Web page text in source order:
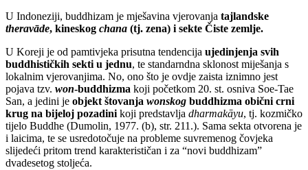
U Indoneziji, buddhizam je mješavina vjerovanja tajlandske
theravāde, kineskog chana (tj. zena) i sekte Čiste zemlje.
U Koreji je od pamtivjeka prisutna tendencija ujedinjenja svih
buddhističkih sekti u jednu, te standarndna sklonost miješanja s
lokalnim vjerovanjima. No, ono što je ovdje zaista iznimno jest
pojava tzv. won-buddhizma koji početkom 20. st. osniva Soe-Tae
San, a jedini je objekt štovanja wonskog buddhizma obični crni
krug na bijeloj pozadini koji predstavlja dharmakāyu, tj. kozmičko
tijelo Buddhe (Dumolin, 1977. (b), str. 211.). Sama sekta otvorena je
i laicima, te se usredotočuje na probleme suvremenog čovjeka
slijedeći pritom trend karakterističan i za “novi buddhizam”
dvadesetog stoljeća.